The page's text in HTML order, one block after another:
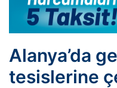
Alanya’da
tesislerine